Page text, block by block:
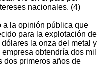
nacionales. (4)
a la opinión pública que
para la explotación de
la onza del metal y
obtendría dos mil
dos primeros años de